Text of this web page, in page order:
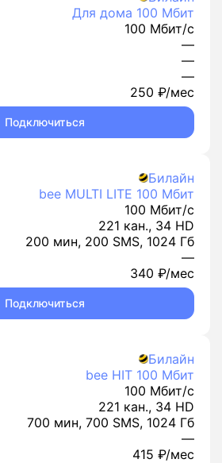
Для дома 100 Мбит
100 Мбит/с
—
—
—
250 ₽/мес
Подключиться
Билайн
bee MULTI LITE 100 Мбит
100 Мбит/с
221 кан., 34 HD
200 мин, 200 SMS, 1024 Гб
—
340 ₽/мес
Подключиться
Билайн
bee HIT 100 Мбит
100 Мбит/с
221 кан., 34 HD
700 мин, 700 SMS, 1024 Гб
—
415 ₽/мес